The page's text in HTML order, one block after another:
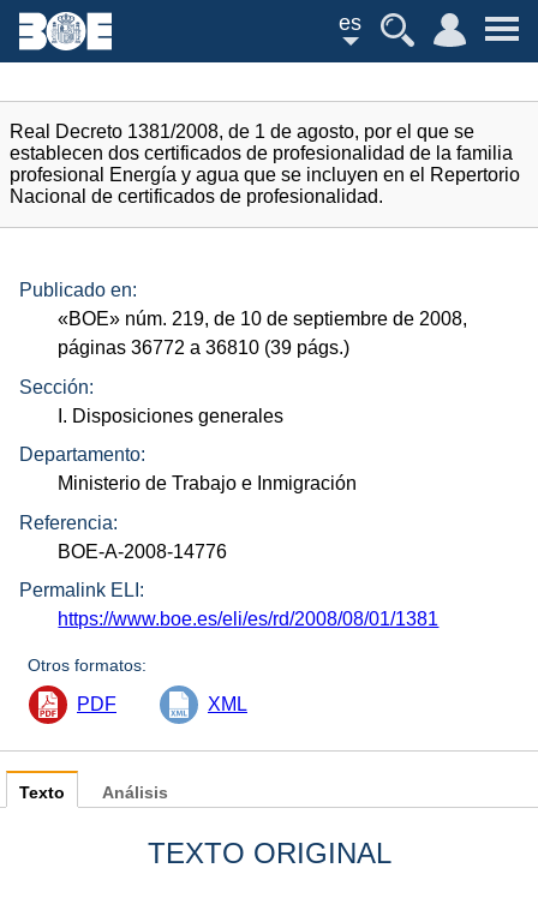
es
Real Decreto 1381/2008, de 1 de agosto, por el que se
establecen dos certificados de profesionalidad de la familia
profesional Energía y agua que se incluyen en el Repertorio
Nacional de certificados de profesionalidad.
Publicado en:
«BOE» núm. 219, de 10 de septiembre de 2008,
páginas 36772 a 36810 (39 págs.)
Sección:
I. Disposiciones generales
Departamento:
Ministerio de Trabajo e Inmigración
Referencia:
BOE-A-2008-14776
Permalink ELI:
https://www.boe.es/eli/es/rd/2008/08/01/1381
Otros formatos:
PDF XML
Texto
TEXTO ORIGINAL
Análisis